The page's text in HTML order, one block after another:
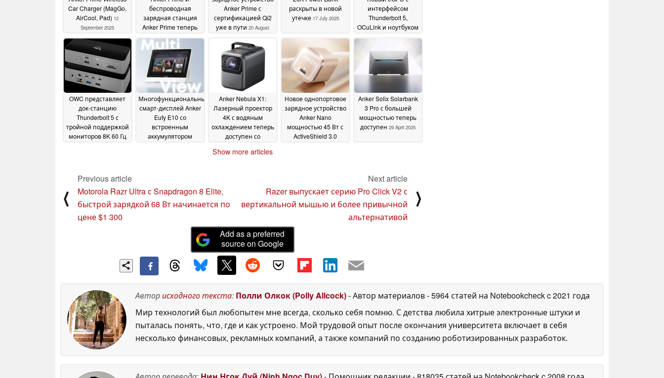
Car Charger (MagGo,
AirCool, Pad) 12
September 2025
беспроводная
зарядная станция
Anker Prime теперь
официальные04
September 2025
Anker Prime с
сертификацией Qi2
уже в пути 20 August
раскрыты в новой
утечке 17 July 2025
интерфейсом
Thunderbolt 5,
OCuLink и ноутбуком
до RTX 4090
27 May
OWC представляет
док-станцию
Thunderbolt 5 с
тройной поддержкой
мониторов 8K 60 Гц
Многофункциональный
смарт-дисплей Anker
Eufy E10 со
встроенным
аккумулятором
Anker Nebula X1:
Лазерный проектор
4K с водяным
охлаждением теперь
доступен со
May 2025
Новое однопортовое
зарядное устройство
Anker Nano
мощностью 45 Вт с
ActiveShield 3.0
Anker Solix Solarbank
3 Pro с большей
мощностью теперь
доступен 29 April 2025
Show more articles
⟨
Previous article
Motorola Razr Ultra с Snapdragon 8 Elite,
быстрой зарядкой 68 Вт начинается по
цене $1 300
Next article
Razer выпускает серию Pro Click V2 с
вертикальной мышью и более привычной
альтернативой
⟩
Add as a preferred
source on Google
Авторисходного текста: Полли Олкок (Polly Allcock)- Автор материалов- 5964 статей на Notebookcheckc 2021 года
Мир технологий был любопытен мне всегда, сколько себя помню. С детства любила хитрые электронные штуки и
пыталась понять, что, где и как устроено. Мой трудовой опыт после окончания университета включает в себя
несколько финансовых, рекламных компаний, а также компаний по созданию роботизированных разработок.